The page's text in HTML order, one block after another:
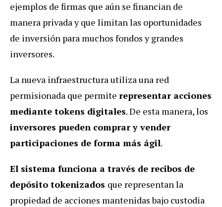
ejemplos de firmas que aún se financian de
manera privada y que limitan las oportunidades
de inversión para muchos fondos y grandes
inversores.
La nueva infraestructura utiliza una red
permisionada que permite representar acciones
mediante tokens digitales. De esta manera, los
inversores pueden comprar y vender
participaciones de forma más ágil.
El sistema funciona a través de recibos de
depósito tokenizados que representan la
propiedad de acciones mantenidas bajo custodia